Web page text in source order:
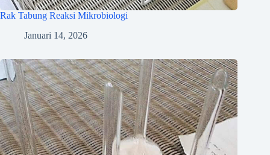
Rak Tabung Reaksi Mikrobiologi
Januari 14, 2026